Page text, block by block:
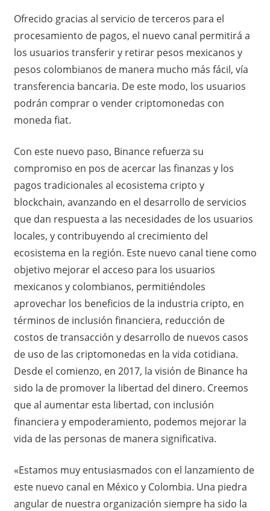
Ofrecido gracias al servicio de terceros para el
procesamiento de pagos, el nuevo canal permitirá a
los usuarios transferir y retirar pesos mexicanos y
pesos colombianos de manera mucho más fácil, vía
transferencia bancaria. De este modo, los usuarios
podrán comprar o vender criptomonedas con
moneda fiat.
Con este nuevo paso, Binance refuerza su
compromiso en pos de acercar las finanzas y los
pagos tradicionales al ecosistema cripto y
blockchain, avanzando en el desarrollo de servicios
que dan respuesta a las necesidades de los usuarios
locales, y contribuyendo al crecimiento del
ecosistema en la región. Este nuevo canal tiene como
objetivo mejorar el acceso para los usuarios
mexicanos y colombianos, permitiéndoles
aprovechar los beneficios de la industria cripto, en
términos de inclusión financiera, reducción de
costos de transacción y desarrollo de nuevos casos
de uso de las criptomonedas en la vida cotidiana.
Desde el comienzo, en 2017, la visión de Binance ha
sido la de promover la libertad del dinero. Creemos
que al aumentar esta libertad, con inclusión
financiera y empoderamiento, podemos mejorar la
vida de las personas de manera significativa.
«Estamos muy entusiasmados con el lanzamiento de
este nuevo canal en México y Colombia. Una piedra
angular de nuestra organización siempre ha sido la